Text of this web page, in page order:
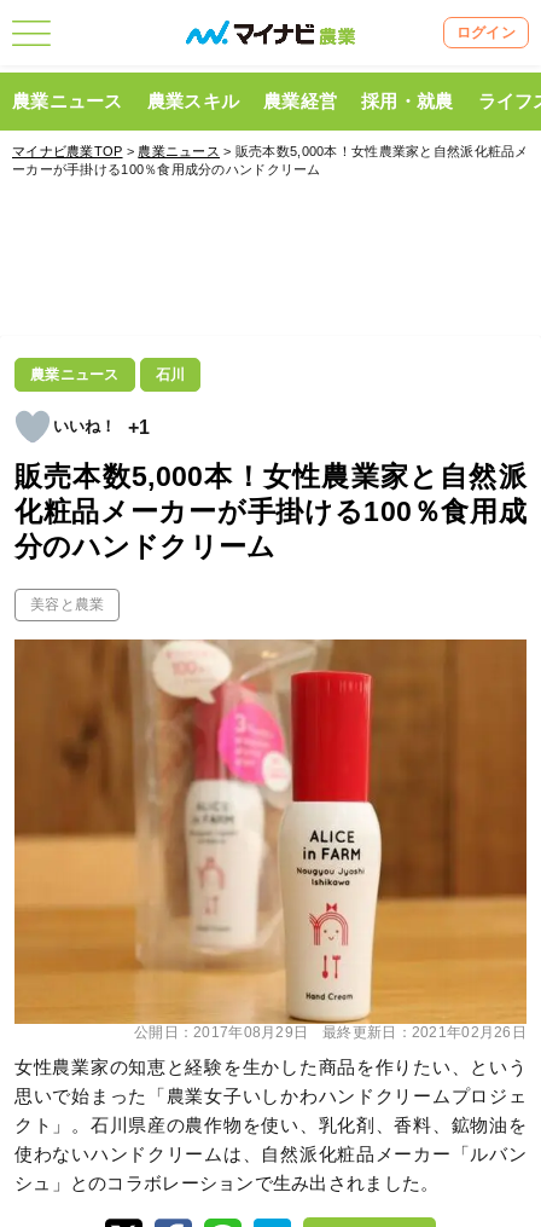
ログイン
農業ニュース 農業スキル 農業経営 採用・就農 ライフ
マイナビ農業TOP > 農業ニュース > 販売本数5,000本！女性農業家と自然派化粧品メ
ーカーが手掛ける100％食用成分のハンドクリーム
農業ニュース 石川
+1
販売本数5,000本！女性農業家と自然派
化粧品メーカーが手掛ける100％食用成
分のハンドクリーム
美容と農業
公開日：2017年08月29日 最終更新日： 2021年02月26日
女性農業家の知恵と経験を生かした商品を作りたい、という
思いで始まった「農業女子いしかわハンドクリームプロジェ
クト」。石川県産の農作物を使い、乳化剤、香料、鉱物油を
使わないハンドクリームは、自然派化粧品メーカー「ルバン
シュ」とのコラボレーションで生み出されました。